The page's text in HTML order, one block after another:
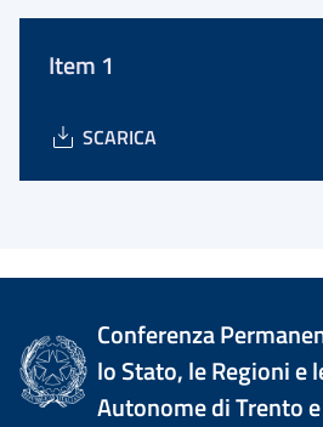
Item 1
SCARICA
Conferenza
lo Stato, le Regioni e
Autonome di Trento